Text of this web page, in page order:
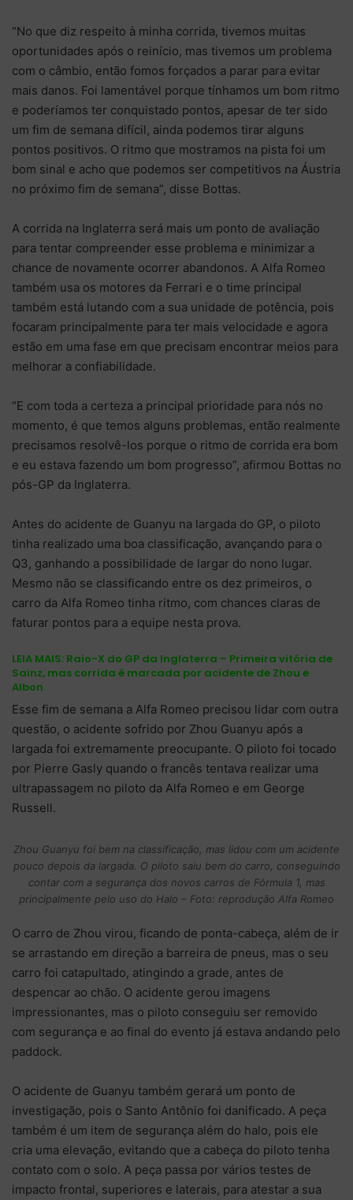
“No que diz respeito à minha corrida, tivemos muitas
oportunidades após o reinício, mas tivemos um problema
com o câmbio, então fomos forçados a parar para evitar
mais danos. Foi lamentável porque tínhamos um bom ritmo
e poderíamos ter conquistado pontos, apesar de ter sido
um fim de semana difícil, ainda podemos tirar alguns
pontos positivos. O ritmo que mostramos na pista foi um
bom sinal e acho que podemos ser competitivos na Áustria
no próximo fim de semana”, disse Bottas.
A corrida na Inglaterra será mais um ponto de avaliação
para tentar compreender esse problema e minimizar a
chance de novamente ocorrer abandonos. A Alfa Romeo
também usa os motores da Ferrari e o time principal
também está lutando com a sua unidade de potência, pois
focaram principalmente para ter mais velocidade e agora
estão em uma fase em que precisam encontrar meios para
melhorar a confiabilidade.
“E com toda a certeza a principal prioridade para nós no
momento, é que temos alguns problemas, então realmente
precisamos resolvê-los porque o ritmo de corrida era bom
e eu estava fazendo um bom progresso”, afirmou Bottas no
pós-GP da Inglaterra.
Antes do acidente de Guanyu na largada do GP, o piloto
tinha realizado uma boa classificação, avançando para o
Q3, ganhando a possibilidade de largar do nono lugar.
Mesmo não se classificando entre os dez primeiros, o
carro da Alfa Romeo tinha ritmo, com chances claras de
faturar pontos para a equipe nesta prova.
LEIA MAIS: Raio-X do GP da Inglaterra – Primeira vitória de
Sainz, mas corrida é marcada por acidente de Zhou e
Albon
Esse fim de semana a Alfa Romeo precisou lidar com outra
questão, o acidente sofrido por Zhou Guanyu após a
largada foi extremamente preocupante. O piloto foi tocado
por Pierre Gasly quando o francês tentava realizar uma
ultrapassagem no piloto da Alfa Romeo e em George
Russell.
Zhou Guanyu foi bem na classificação, mas lidou com um acidente
pouco depois da largada. O piloto saiu bem do carro, conseguindo
contar com a segurança dos novos carros de Fórmula 1, mas
principalmente pelo uso do Halo – Foto: reprodução Alfa Romeo
O carro de Zhou virou, ficando de ponta-cabeça, além de ir
se arrastando em direção a barreira de pneus, mas o seu
carro foi catapultado, atingindo a grade, antes de
despencar ao chão. O acidente gerou imagens
impressionantes, mas o piloto conseguiu ser removido
com segurança e ao final do evento já estava andando pelo
paddock.
O acidente de Guanyu também gerará um ponto de
investigação, pois o Santo Antônio foi danificado. A peça
também é um item de segurança além do halo, pois ele
cria uma elevação, evitando que a cabeça do piloto tenha
contato com o solo. A peça passa por vários testes de
impacto frontal, superiores e laterais, para atestar a sua